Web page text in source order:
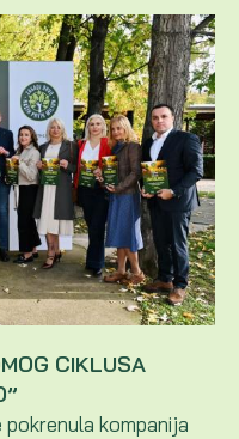
CIKLUSA
kompanija